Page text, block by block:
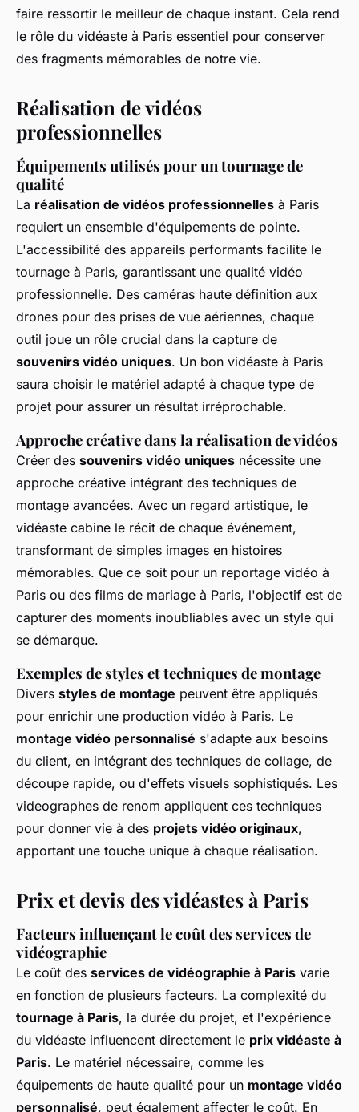
faire ressortir le meilleur de chaque instant. Cela rend
le rôle du vidéaste à Paris essentiel pour conserver
des fragments mémorables de notre vie.
Réalisation de vidéos
professionnelles
Équipements utilisés pour un tournage de
qualité
La réalisation de vidéos professionnelles à Paris
requiert un ensemble d'équipements de pointe.
L'accessibilité des appareils performants facilite le
tournage à Paris, garantissant une qualité vidéo
professionnelle. Des caméras haute définition aux
drones pour des prises de vue aériennes, chaque
outil joue un rôle crucial dans la capture de
souvenirs vidéo uniques. Un bon vidéaste à Paris
saura choisir le matériel adapté à chaque type de
projet pour assurer un résultat irréprochable.
Approche créative dans la réalisation de vidéos
Créer des souvenirs vidéo uniques nécessite une
approche créative intégrant des techniques de
montage avancées. Avec un regard artistique, le
vidéaste cabine le récit de chaque événement,
transformant de simples images en histoires
mémorables. Que ce soit pour un reportage vidéo à
Paris ou des films de mariage à Paris, l'objectif est de
capturer des moments inoubliables avec un style qui
se démarque.
Exemples de styles et techniques de montage
Divers styles de montage peuvent être appliqués
pour enrichir une production vidéo à Paris. Le
montage vidéo personnalisé s'adapte aux besoins
du client, en intégrant des techniques de collage, de
découpe rapide, ou d'effets visuels sophistiqués. Les
videographes de renom appliquent ces techniques
pour donner vie à des projets vidéo originaux,
apportant une touche unique à chaque réalisation.
Prix et devis des vidéastes à Paris
Facteurs influençant le coût des services de
vidéographie
Le coût des services de vidéographie à Paris varie
en fonction de plusieurs facteurs. La complexité du
tournage à Paris, la durée du projet, et l'expérience
du vidéaste influencent directement le prix vidéaste à
Paris. Le matériel nécessaire, comme les
équipements de haute qualité pour un montage vidéo
personnalisé, peut également affecter le coût. En